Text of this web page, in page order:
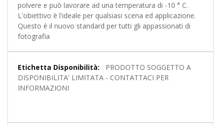
polvere e può lavorare ad una temperatura di -10 ° C.
L'obiettivo è l'ideale per qualsiasi scena ed applicazione.
Questo è il nuovo standard per tutti gli appassionati di
fotografia
Maggiori
Informazioni
PRODOTTO SOGGETTO A
DISPONIBILITA' LIMITATA - CONTATTACI PER
INFORMAZIONI